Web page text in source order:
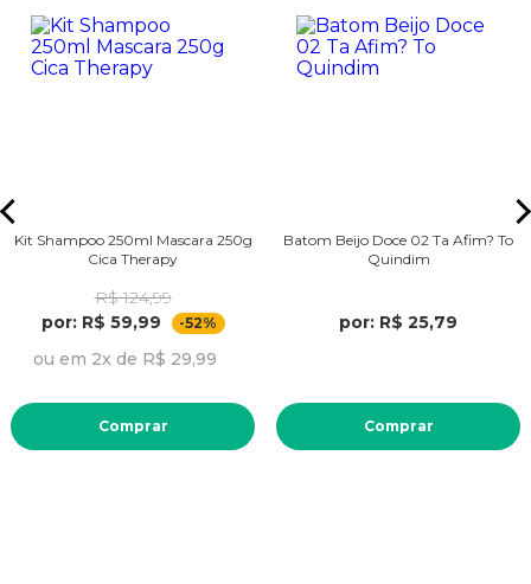
Kit Shampoo 250ml Mascara 250g
Cica Therapy
R$ 124,99
por: R$ 59,99
-52%
ou em 2x de R$ 29,99
Comprar
Batom Beijo Doce 02 Ta Afim? To
Quindim
por: R$ 25,79
Comprar